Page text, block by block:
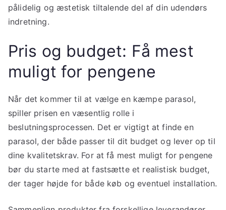
pålidelig og æstetisk tiltalende del af din udendørs
indretning.
Pris og budget: Få mest
muligt for pengene
Når det kommer til at vælge en kæmpe parasol,
spiller prisen en væsentlig rolle i
beslutningsprocessen. Det er vigtigt at finde en
parasol, der både passer til dit budget og lever op til
dine kvalitetskrav. For at få mest muligt for pengene
bør du starte med at fastsætte et realistisk budget,
der tager højde for både køb og eventuel installation.